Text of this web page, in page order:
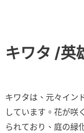
キワタ /英
キワタは、元々イン
しています。花が咲
られており、庭の緑